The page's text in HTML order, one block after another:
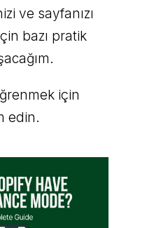
ve sayfanızı
bazı pratik
için
edin.